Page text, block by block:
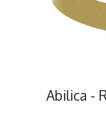
Abilica -